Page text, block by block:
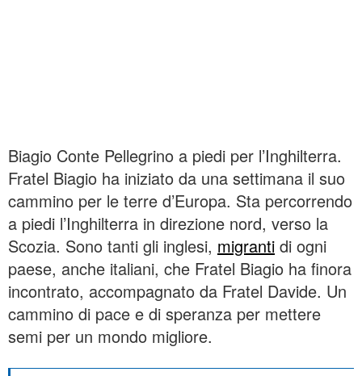
Biagio Conte Pellegrino a piedi per l’Inghilterra.
Fratel Biagio ha iniziato da una settimana il suo
cammino per le terre d’Europa. Sta percorrendo
a piedi l’Inghilterra in direzione nord, verso la
Scozia. Sono tanti gli inglesi, migranti di ogni
paese, anche italiani, che Fratel Biagio ha finora
incontrato, accompagnato da Fratel Davide. Un
cammino di pace e di speranza per mettere
semi per un mondo migliore.